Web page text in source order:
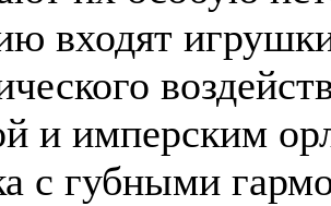
входят
и имперским
с губными